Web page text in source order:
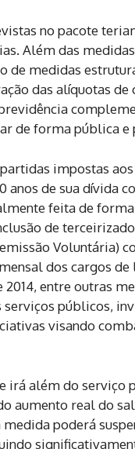
no pacote
Além das
de medidas
das alíquotas
de forma pública
impostas
de sua dívida
feita de
de
Voluntária)
dos cargos
entre outras
públicos,
visando
irá além do
aumento real do
poderá